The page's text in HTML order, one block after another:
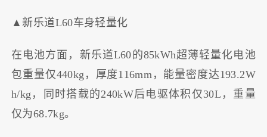
▲新乐道L60车身轻量化
在电池方面，新乐道L60的85kWh超薄轻量化电池
包重量仅440kg，厚度116mm，能量密度达193.2W
h/kg，同时搭载的240kW后电驱体积仅30L，重量
仅为68.7kg。